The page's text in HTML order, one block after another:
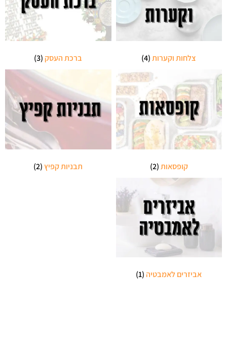
צלחות וקערות(4) ברכת העסק(3)
קופסאות(2) תבניות קפיץ(2)
אביזרים לאמבטיה(1)